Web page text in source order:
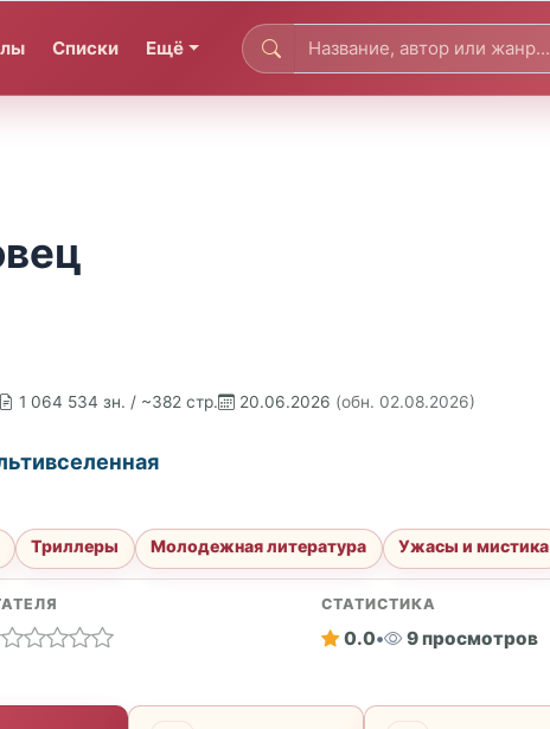
Списки Ещё
1 064 534 зн. / ~382 стр. 20.06.2026 (обн. 02.08.2026)
Триллеры Молодежная литература Ужасы и мистика
СТАТИСТИКА
0.0• 9 просмотров